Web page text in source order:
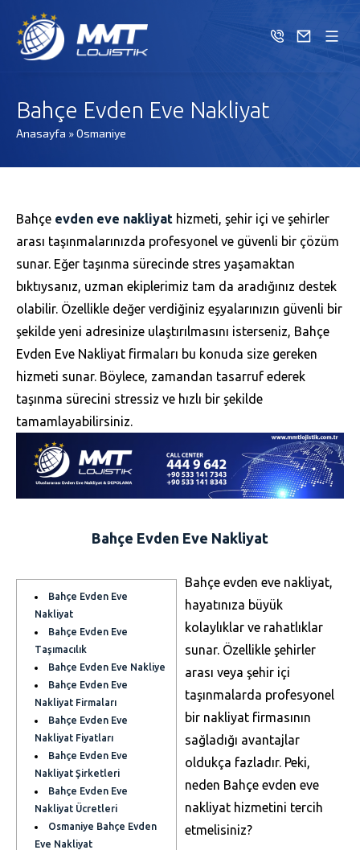
Bahçe Evden Eve Nakliyat
Anasayfa »Osmaniye
Bahçe evden eve nakliyat hizmeti, şehir içi ve şehirler
arası taşınmalarınızda profesyonel ve güvenli bir çözüm
sunar. Eğer taşınma sürecinde stres yaşamaktan
bıktıysanız, uzman ekiplerimiz tam da aradığınız destek
olabilir. Özellikle değer verdiğiniz eşyalarınızın güvenli bir
şekilde yeni adresinize ulaştırılmasını isterseniz, Bahçe
Evden Eve Nakliyat firmaları bu konuda size gereken
hizmeti sunar. Böylece, zamandan tasarruf ederek
taşınma sürecini stressiz ve hızlı bir şekilde
tamamlayabilirsiniz.
Bahçe Evden Eve Nakliyat
Bahçe Evden Eve
Nakliyat
Bahçe Evden Eve
Taşımacılık
Bahçe Evden Eve Nakliye
Bahçe Evden Eve
Nakliyat Firmaları
Bahçe Evden Eve
Nakliyat Fiyatları
Bahçe Evden Eve
Nakliyat Şirketleri
Bahçe Evden Eve
Nakliyat Ücretleri
Osmaniye Bahçe Evden
Eve Nakliyat
Bahçe evden eve nakliyat,
hayatınıza büyük
kolaylıklar ve rahatlıklar
sunar. Özellikle şehirler
arası veya şehir içi
taşınmalarda profesyonel
bir nakliyat firmasının
sağladığı avantajlar
oldukça fazladır. Peki,
neden Bahçe evden eve
nakliyat hizmetini tercih
etmelisiniz?